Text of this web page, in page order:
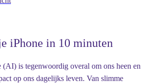
iPhone in 10 minuten
is tegenwoordig overal om ons heen en
op ons dagelijks leven. Van slimme